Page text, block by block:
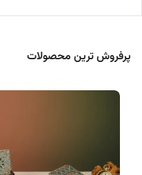
پرفروش ترین محصولات